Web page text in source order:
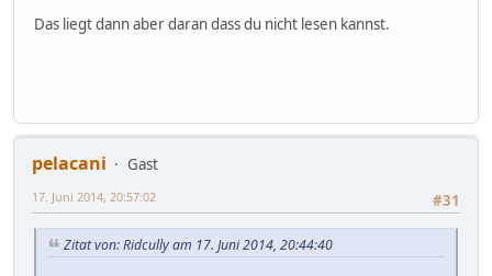
Das liegt dann aber daran dass du nicht lesen kannst.
pelacani
Gast
#31
17. Juni 2014, 20:57:02
Zitat von: Ridcully am 17. Juni 2014, 20:44:40